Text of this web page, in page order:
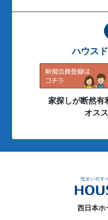
ハウス
家探しが断然有
オス
西日本ホ